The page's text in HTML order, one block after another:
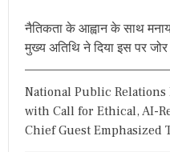
नैतिकता के आह्वान के साथ
मुख्य अतिथि ने दिया इस पर जोर
National Public Relations
with Call for Ethical, AI-
Chief Guest Emphasized